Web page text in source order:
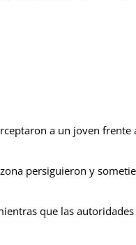
a un joven frente
persiguieron y
que las